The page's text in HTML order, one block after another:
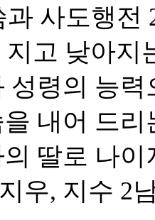
과 사도행전
지고 낮아지
성령의 능
내어 드
딸로 나
우, 지수 2